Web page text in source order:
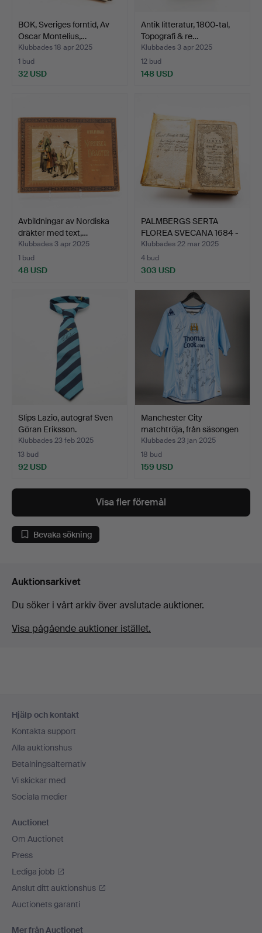
BOK, Sveriges forntid, Av
Oscar Montelius,…
Klubbades 18 apr 2025
1 bud
32 USD
Antik litteratur, 1800-tal,
Topografi & re…
Klubbades 3 apr 2025
12 bud
148 USD
Avbildningar av Nordiska
dräkter med text,…
Klubbades 3 apr 2025
1 bud
48 USD
PALMBERGS SERTA
FLOREA SVECANA 1684 -
DEN …
Klubbades 22 mar 2025
4 bud
303 USD
Slips Lazio, autograf Sven
Göran Eriksson.
Klubbades 23 feb 2025
13 bud
92 USD
Manchester City
matchtröja, från säsongen
…
Klubbades 23 jan 2025
18 bud
159 USD
Visa fler föremål
Bevaka sökning
Auktionsarkivet
Du söker i vårt arkiv över avslutade auktioner.
Visa pågående auktioner istället.
Hjälp och kontakt
Kontakta support
Alla auktionshus
Betalningsalternativ
Vi skickar med
Sociala medier
Auctionet
Om Auctionet
Press
Lediga jobb
Anslut ditt auktionshus
Auctionets garanti
Mer från Auctionet